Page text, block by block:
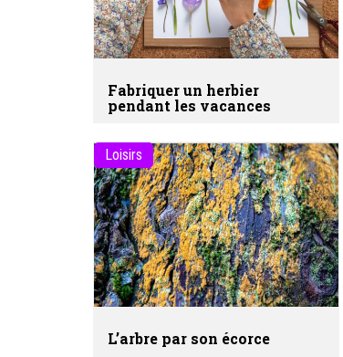
Fabriquer un herbier
pendant les vacances
Loisirs
L’arbre par son écorce